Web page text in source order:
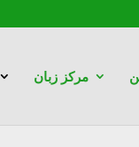
مرکز زبان